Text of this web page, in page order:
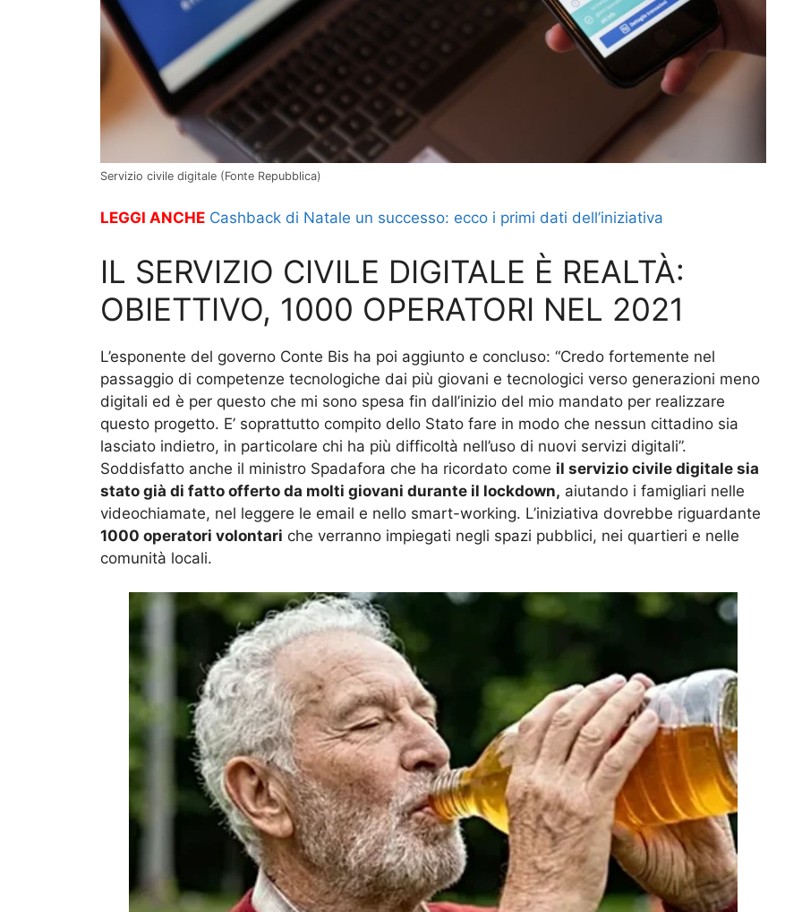
Servizio civile digitale (Fonte Repubblica)
LEGGI ANCHE Cashback di Natale un successo: ecco i primi dati dell’iniziativa
IL SERVIZIO CIVILE DIGITALE È REALTÀ:
OBIETTIVO, 1000 OPERATORI NEL 2021
L’esponente del governo Conte Bis ha poi aggiunto e concluso: “Credo fortemente nel
passaggio di competenze tecnologiche dai più giovani e tecnologici verso generazioni meno
digitali ed è per questo che mi sono spesa fin dall’inizio del mio mandato per realizzare
questo progetto. E’ soprattutto compito dello Stato fare in modo che nessun cittadino sia
lasciato indietro, in particolare chi ha più difficoltà nell’uso di nuovi servizi digitali”.
Soddisfatto anche il ministro Spadafora che ha ricordato come il servizio civile digitale sia
stato già di fatto offerto da molti giovani durante il lockdown, aiutando i famigliari nelle
videochiamate, nel leggere le email e nello smart-working. L’iniziativa dovrebbe riguardante
1000 operatori volontari che verranno impiegati negli spazi pubblici, nei quartieri e nelle
comunità locali.